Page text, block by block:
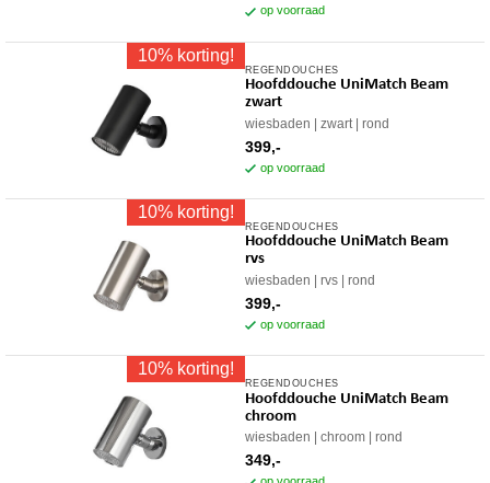
op voorraad
10% korting!
REGENDOUCHES
Hoofddouche UniMatch Beam
zwart
wiesbaden zwart rond
399,-
op voorraad
10% korting!
REGENDOUCHES
Hoofddouche UniMatch Beam
rvs
wiesbaden rvs rond
399,-
op voorraad
10% korting!
REGENDOUCHES
Hoofddouche UniMatch Beam
chroom
wiesbaden chroom rond
349,-